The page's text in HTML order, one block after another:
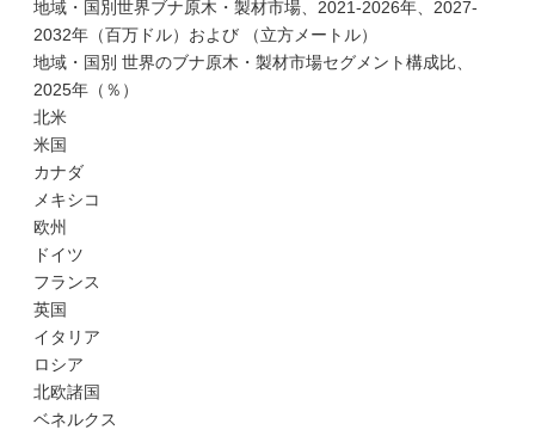
地域・国別世界ブナ原木・製材市場、2021-2026年、2027-
2032年（百万ドル）および （立方メートル）
地域・国別 世界のブナ原木・製材市場セグメント構成比、
2025年（％）
北米
米国
カナダ
メキシコ
欧州
ドイツ
フランス
英国
イタリア
ロシア
北欧諸国
ベネルクス